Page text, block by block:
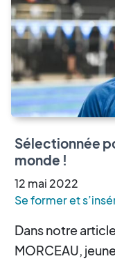
Sélectionnée
monde !
12 mai 2022
Se former et
Dans notre
MORCEAU,